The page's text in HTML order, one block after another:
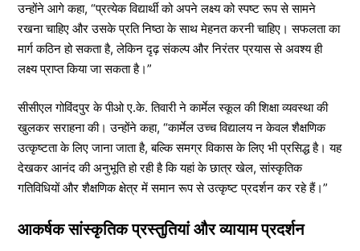
उन्होंने आगे कहा, “प्रत्येक विद्यार्थी को अपने लक्ष्य को स्पष्ट रूप से सामने
रखना चाहिए और उसके प्रति निष्ठा के साथ मेहनत करनी चाहिए। सफलता का
मार्ग कठिन हो सकता है, लेकिन दृढ़ संकल्प और निरंतर प्रयास से अवश्य ही
लक्ष्य प्राप्त किया जा सकता है।”
सीसीएल गोविंदपुर के पीओ ए.के. तिवारी ने कार्मेल स्कूल की शिक्षा व्यवस्था की
खुलकर सराहना की। उन्होंने कहा, “कार्मेल उच्च विद्यालय न केवल शैक्षणिक
उत्कृष्टता के लिए जाना जाता है, बल्कि समग्र विकास के लिए भी प्रसिद्ध है। यह
देखकर आनंद की अनुभूति हो रही है कि यहां के छात्र खेल, सांस्कृतिक
गतिविधियों और शैक्षणिक क्षेत्र में समान रूप से उत्कृष्ट प्रदर्शन कर रहे हैं।”
आकर्षक सांस्कृतिक प्रस्तुतियां और व्यायाम प्रदर्शन